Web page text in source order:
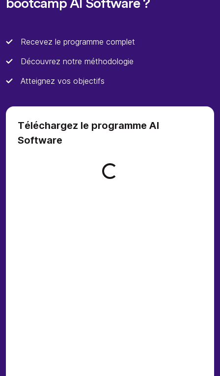
bootcamp AI Software ?
Recevez le programme complet
Découvrez notre méthodologie
Atteignez vos objectifs
Téléchargez le programme AI
Software
Loading form...